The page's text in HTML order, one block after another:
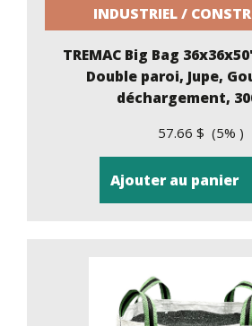
INDUSTRIEL /
TREMAC Big Bag
Double paroi, Jupe,
déchargement,
57.66 $ (5% )
Ajouter au panier